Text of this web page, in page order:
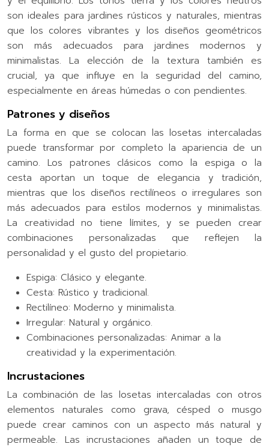
son ideales para jardines rústicos y naturales, mientras
que los colores vibrantes y los diseños geométricos
son más adecuados para jardines modernos y
minimalistas. La elección de la textura también es
crucial, ya que influye en la seguridad del camino,
especialmente en áreas húmedas o con pendientes.
Patrones y diseños
La forma en que se colocan las losetas intercaladas
puede transformar por completo la apariencia de un
camino. Los patrones clásicos como la espiga o la
cesta aportan un toque de elegancia y tradición,
mientras que los diseños rectilíneos o irregulares son
más adecuados para estilos modernos y minimalistas.
La creatividad no tiene límites, y se pueden crear
combinaciones personalizadas que reflejen la
personalidad y el gusto del propietario.
Espiga: Clásico y elegante.
Cesta: Rústico y tradicional.
Rectilíneo: Moderno y minimalista.
Irregular: Natural y orgánico.
Combinaciones personalizadas: Animar a la
creatividad y la experimentación.
Incrustaciones
La combinación de las losetas intercaladas con otros
elementos naturales como grava, césped o musgo
puede crear caminos con un aspecto más natural y
permeable. Las incrustaciones añaden un toque de